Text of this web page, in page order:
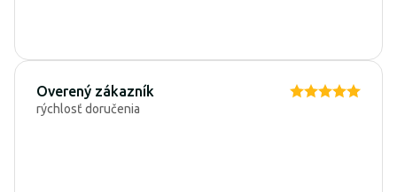
Overený zákazník
rýchlosť doručenia